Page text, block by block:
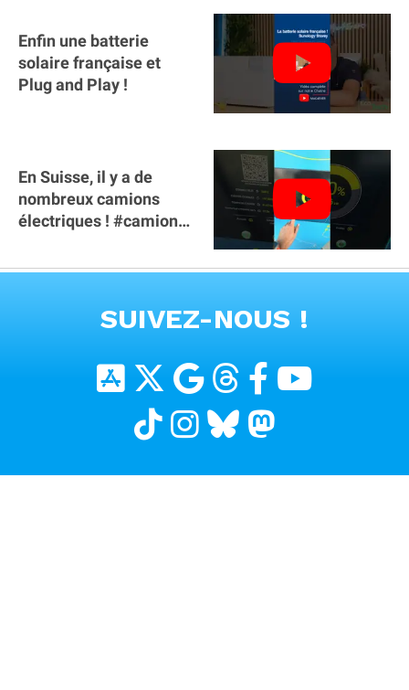
Enfin une batterie
solaire française et
Plug and Play !
En Suisse, il y a de
nombreux camions
électriques ! #camion
#voitureelectrique
SUIVEZ-NOUS !